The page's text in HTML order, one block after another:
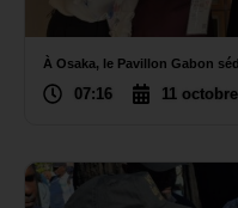
À Osaka, le Pavillon Gabon
07:16 11